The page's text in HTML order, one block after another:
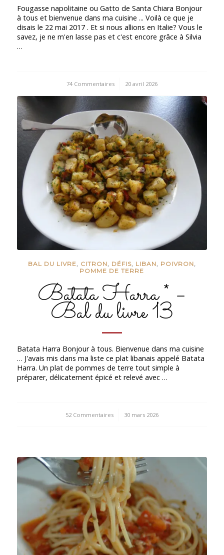
Fougasse napolitaine ou Gatto de Santa Chiara Bonjour
à tous et bienvenue dans ma cuisine ... Voilà ce que je
disais le 22 mai 2017 . Et si nous allions en Italie? Vous le
savez, je ne m'en lasse pas et c'est encore grâce à Silvia
…
74 Commentaires
/ 20 avril 2026
BAL DU LIVRE, CITRON, DÉFIS, LIBAN, POIVRON,
POMME DE TERRE
Batata Harra * –
Bal du livre 13
Batata Harra Bonjour à tous. Bienvenue dans ma cuisine
… J'avais mis dans ma liste ce plat libanais appelé Batata
Harra. Un plat de pommes de terre tout simple à
préparer, délicatement épicé et relevé avec …
52 Commentaires
/ 30 mars 2026